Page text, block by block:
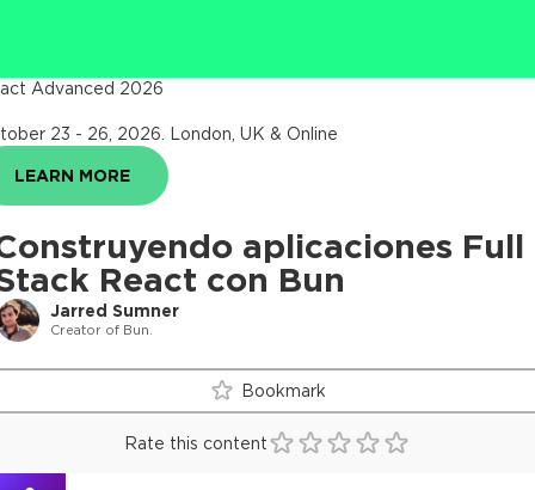
aplicaciones Full
React con Bun
Jarred Sumner
Creator of Bun.
Advanced 2026
23 - 26, 2026 London, UK & Online
LEARN MORE
Bookmark
Rate this content